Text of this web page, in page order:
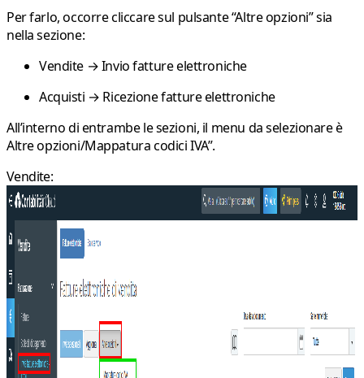
Per farlo, occorre cliccare sul pulsante“Altre opzioni”sia
nella sezione:
Vendite → Invio fatture elettroniche
Acquisti → Ricezione fatture elettroniche
All’interno di entrambe le sezioni, il menu da selezionare è
Altre opzioni/Mappatura codici IVA”.
Vendite: